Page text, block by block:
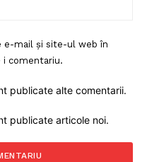
e-mail și site-ul web în
i comentariu.
publicate alte comentarii.
publicate articole noi.